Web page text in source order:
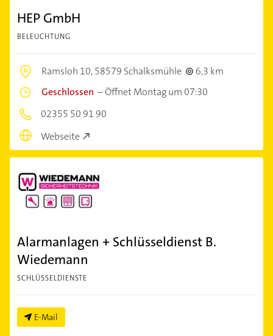
HEP GmbH
BELEUCHTUNG
Ramsloh 10,58579 Schalksmühle
6,3 km
Geschlossen –Öffnet Montag um 07:30
02355 50 91 90
Webseite
Alarmanlagen + Schlüsseldienst B.
Wiedemann
SCHLÜSSELDIENSTE
E-Mail